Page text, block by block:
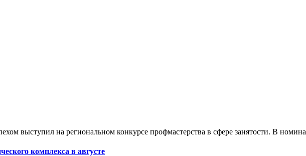
выступил на региональном конкурсе профмастерства в сфере занятости. В
комплекса в августе